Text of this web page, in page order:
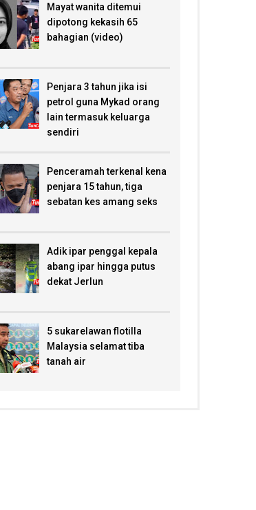
Mayat wanita ditemui
dipotong kekasih 65
bahagian (video)
Penjara 3 tahun jika isi
petrol guna Mykad orang
lain termasuk keluarga
sendiri
Penceramah terkenal kena
penjara 15 tahun, tiga
sebatan kes amang seks
Adik ipar penggal kepala
abang ipar hingga putus
dekat Jerlun
5 sukarelawan flotilla
Malaysia selamat tiba
tanah air